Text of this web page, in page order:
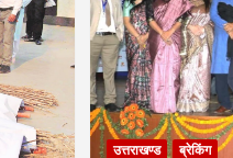
उत्तराखण्ड ब्रेकिंग